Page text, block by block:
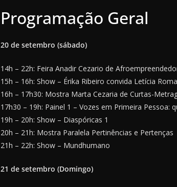
Programação Geral
20 de setembro (sábado)
14h – 22h: Feira Anadir Cezario de
15h – 16h: Show – Érika Ribeiro convida Letícia
16h – 17h30: Mostra Marta Cezaria de Curtas-
17h30 – 19h: Painel 1 – Vozes em Primeira
19h – 20h: Show – Diaspóricas 1
20h – 21h: Mostra Paralela Pertinências e Pertenças
21h – 22h: Show – Mundhumano
21 de setembro (Domingo)